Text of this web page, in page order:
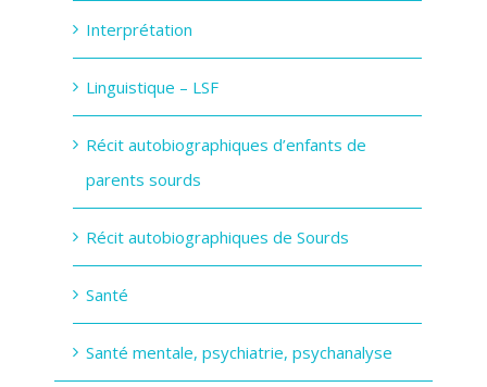
Interprétation
Linguistique – LSF
Récit autobiographiques d’enfants de
parents sourds
Récit autobiographiques de Sourds
Santé
Santé mentale, psychiatrie, psychanalyse